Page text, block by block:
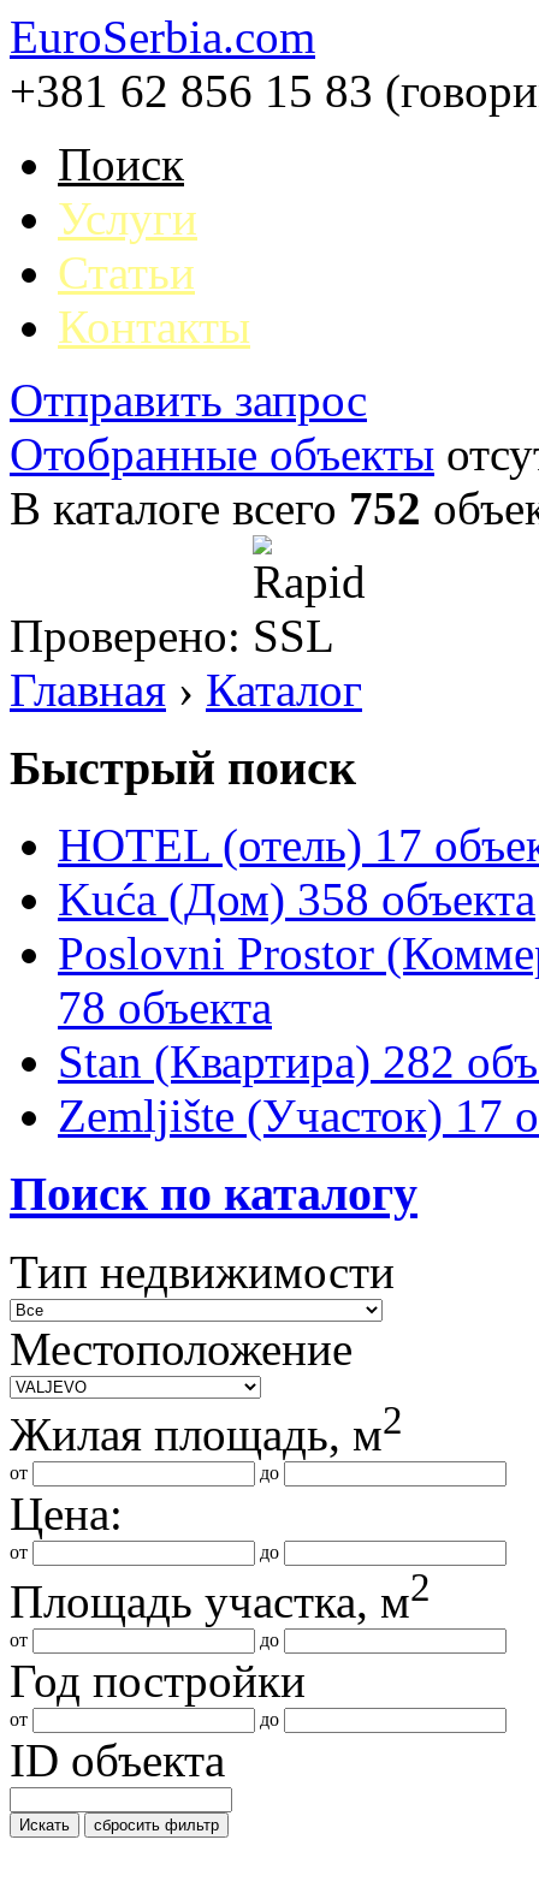
EuroSerbia.com
+381 62 856 15 83
Поиск
Услуги
Статьи
Контакты
Отправить запрос
Отобранные объекты
В каталоге всего 752
Проверено:
Главная › Каталог
Быстрый поиск
HOTEL (отель) 17
Kuća (Дом) 358 объекта
Poslovni Prostor
78 объекта
Stan (Квартира) 282
Zemljište (Участок) 17
Поиск по каталогу
Тип недвижимости
Местоположение
Жилая площадь, м2
от до
Цена:
от до
Площадь участка, м2
от до
Год постройки
от до
ID объекта
Искать сбросить фильтр